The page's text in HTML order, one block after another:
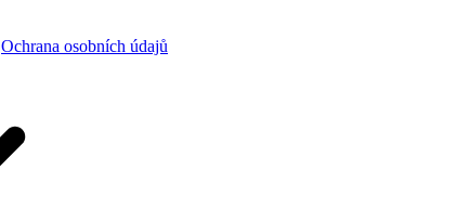
Ochrana osobních údajů